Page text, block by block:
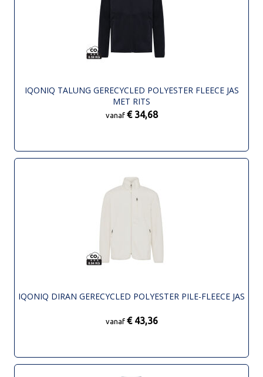
IQONIQ TALUNG GERECYCLED POLYESTER FLEECE JAS
MET RITS
vanaf € 34,68
IQONIQ DIRAN GERECYCLED POLYESTER PILE-FLEECE JAS
vanaf € 43,36